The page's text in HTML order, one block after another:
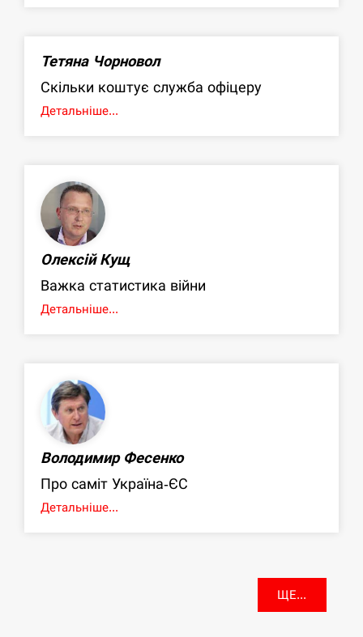
Тетяна Чорновол
Скільки коштує служба офіцеру
Детальніше...
Олексій Кущ
Важка статистика війни
Детальніше...
Володимир Фесенко
Про саміт Україна-ЄС
Детальніше...
ЩЕ...